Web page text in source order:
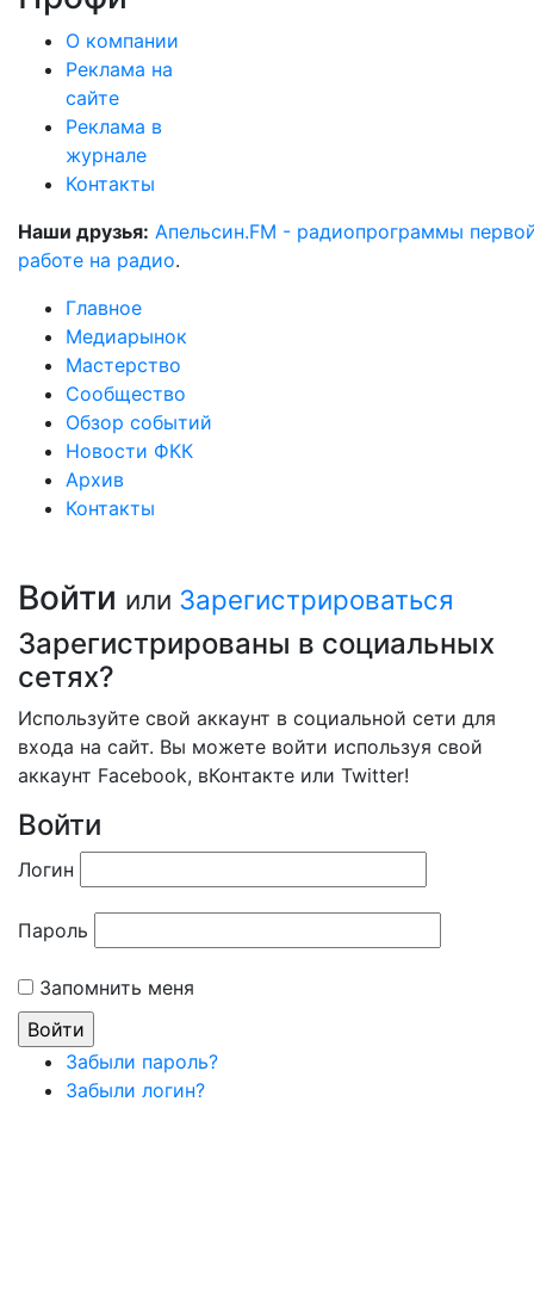
О компании
Реклама на
сайте
Реклама в
журнале
Контакты
Наши друзья: Апельсин.FM - радиопрограммы
работе на радио.
Главное
Медиарынок
Мастерство
Сообщество
Обзор событий
Новости ФКК
Архив
Контакты
Войти или Зарегистрироваться
Зарегистрированы в социальных
сетях?
Используйте свой аккаунт в социальной сети для
входа на сайт. Вы можете войти используя свой
аккаунт Facebook, вКонтакте или Twitter!
Войти
Логин
Пароль
Запомнить меня
Забыли пароль?
Забыли логин?